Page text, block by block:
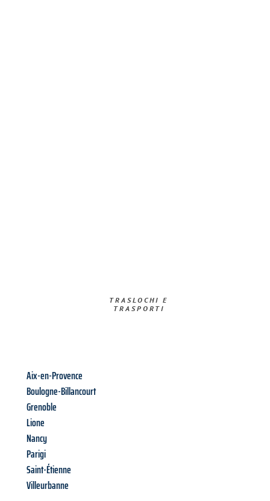
TRASLOCHI E
TRASPORTI​
Aix-en-Provence
Boulogne-Billancourt
Grenoble
Lione
Nancy
Parigi
Saint-Étienne
Villeurbanne